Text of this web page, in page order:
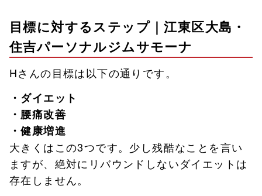
目標に対するステップ｜江東区大島・
住吉パーソナルジムサモーナ
Hさんの目標は以下の通りです。
・ダイエット
・腰痛改善
・健康増進
大きくはこの3つです。少し残酷なことを言い
ますが、絶対にリバウンドしないダイエットは
存在しません。